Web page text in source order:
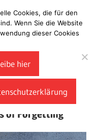
of Forgetting
Cookies, die für den
Wenn Sie die Website
dieser Cookies
hier